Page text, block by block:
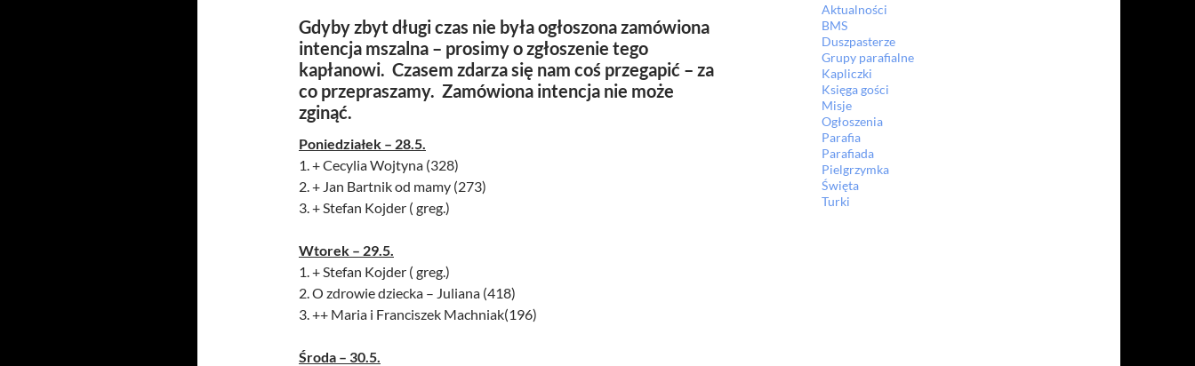
Gdyby zbyt długi czas nie była ogłoszona zamówiona
intencja mszalna – prosimy o zgłoszenie tego
kapłanowi. Czasem zdarza się nam coś przegapić – za
co przepraszamy. Zamówiona intencja nie może
zginąć.
Poniedziałek – 28.5.
1. + Cecylia Wojtyna (328)
2. + Jan Bartnik od mamy (273)
3. + Stefan Kojder ( greg.)
Wtorek – 29.5.
1. + Stefan Kojder ( greg.)
2. O zdrowie dziecka – Juliana (418)
3. ++ Maria i Franciszek Machniak(196)
Środa – 30.5.
Aktualności
BMS
Duszpasterze
Grupy parafialne
Kapliczki
Księga gości
Misje
Ogłoszenia
Parafia
Parafiada
Pielgrzymka
Święta
Turki